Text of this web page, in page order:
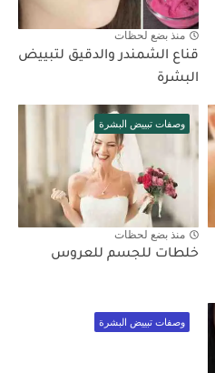
منذ بضع لحظات
قناع الشمندر والدقيق لتبييض
البشرة
وصفات تبييض البشرة
منذ بضع لحظات
خلطات للجسم للعروس
وصفات تبييض البشرة